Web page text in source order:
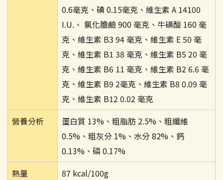
0.6毫克、碘 0.15毫克、維生素 A 14100
I.U.、 氯化膽鹼 900 毫克、牛磺酸 160 毫
克、維生素 B3 94 毫克、維生素 E 50 毫
克、維生素 B1 38 毫克、維生素 B5 20 毫
克、維生素 B6 11 毫克、維生素 B2 6.6 毫
克、維生素 B9 2毫克、維生素 B8 0.09 毫
克、維生素 B12 0.02 毫克
營養分析
蛋白質 13%、粗脂肪 2.5%、粗纖維
0.5%、粗灰分 1%、水分 82%、鈣
0.13%、磷 0.17%
熱量
87 kcal/100g